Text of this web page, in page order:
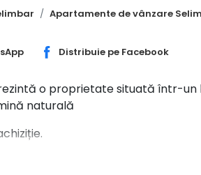
Apartamente de vânzare
Distribuie pe Facebook
o proprietate situată într-
naturală
compartimentat astfel: